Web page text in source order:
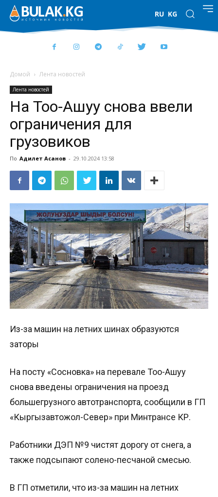
RU KG
Домой Лента новостей
Лента новостей
На Тоо-Ашуу снова ввели
ограничения для
грузовиков
По Адилет Асанов - 29.10.2024 13:58
Из-за машин на летних шинах образуются
заторы
На посту «Сосновка» на перевале Тоо-Ашуу
снова введены ограничения на проезд
большегрузного автотранспорта, сообщили в ГП
«Кыргызавтожол-Север» при Минтрансе КР.
Работники ДЭП №9 чистят дорогу от снега, а
также подсыпают солено-песчаной смесью.
В ГП отметили, что из-за машин на летних